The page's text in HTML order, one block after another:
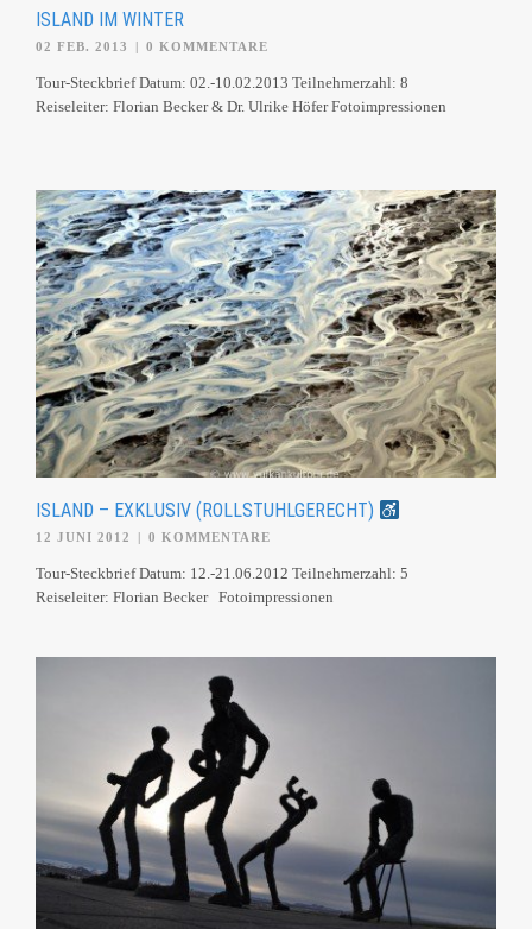
ISLAND IM WINTER
02 FEB. 2013 | 0 KOMMENTARE
Tour-Steckbrief Datum: 02.-10.02.2013 Teilnehmerzahl: 8
Reiseleiter: Florian Becker & Dr. Ulrike Höfer Fotoimpressionen
ISLAND – EXKLUSIV (ROLLSTUHLGERECHT)
12 JUNI 2012 0 KOMMENTARE
Tour-Steckbrief Datum: 12.-21.06.2012 Teilnehmerzahl: 5
Reiseleiter: Florian Becker Fotoimpressionen